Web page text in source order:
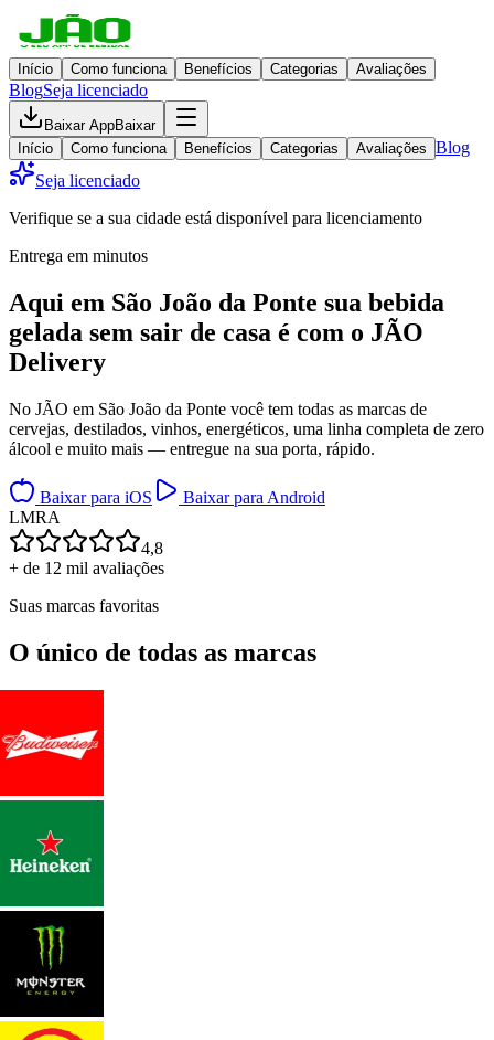
Início Como funciona Benefícios Categorias Avaliações
BlogSeja licenciado
Baixar AppBaixar
Início
Como funciona Benefícios Categorias Avaliações Blog
Seja licenciado
Verifique se a sua cidade está disponível para licenciamento
Entrega em minutos
Aqui em São João da Ponte sua bebida
gelada sem sair de casa é com o JÃO
Delivery
No JÃO em São João da Ponte você tem todas as marcas de
cervejas, destilados, vinhos, energéticos, uma linha completa de zero
álcool e muito mais — entregue na sua porta, rápido.
Baixar para iOS
Baixar para Android
LMRA
4,8
+ de 12 mil avaliações
Suas marcas favoritas
O único de todas as marcas